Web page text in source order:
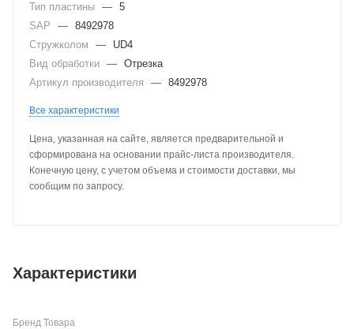
Тип пластины — 5
SAP
— 8492978
Стружколом
—
UD4
Вид обработки — Отрезка
Артикул производителя
— 8492978
Все характеристики
Цена, указанная на сайте, является предварительной и
сформирована на основании прайс-листа производителя.
Конечную цену, с учетом объема и стоимости доставки, мы
сообщим по запросу.
Характеристики
Бренд Товара